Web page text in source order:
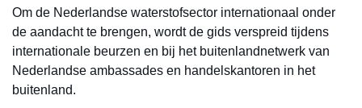
Om de Nederlandse waterstofsector internationaal onder
de aandacht te brengen, wordt de gids verspreid tijdens
internationale beurzen en bij het buitenlandnetwerk van
Nederlandse ambassades en handelskantoren in het
buitenland.